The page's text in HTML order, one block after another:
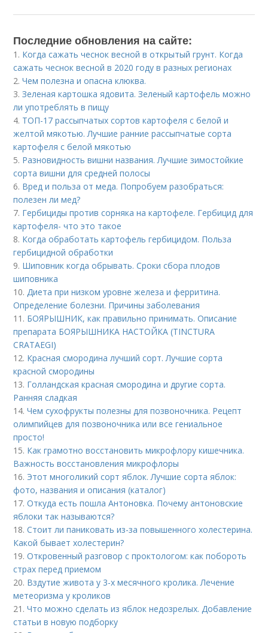
Последние обновления на сайте:
1. Когда сажать чеснок весной в открытый грунт. Когда
сажать чеснок весной в 2020 году в разных регионах
2.Чем полезна и опасна клюква.
3.Зеленая картошка ядовита. Зеленый картофель можно
ли употреблять в пищу
4. ТОП-17 рассыпчатых сортов картофеля с белой и
желтой мякотью. Лучшие ранние рассыпчатые сорта
картофеля с белой мякотью
5. Разновидность вишни названия. Лучшие зимостойкие
сорта вишни для средней полосы
6. Вред и польза от меда. Попробуем разобраться:
полезен ли мед?
7. Гербициды против сорняка на картофеле. Гербицид для
картофеля- что это такое
8. Когда обработать картофель гербицидом. Польза
гербицидной обработки
9. Шиповник когда обрывать. Сроки сбора плодов
шиповника
10.Диета при низком уровне железа и ферритина.
Определение болезни. Причины заболевания
11. БОЯРЫШНИК, как правильно принимать. Описание
препарата БОЯРЫШНИКА НАСТОЙКА (TINCTURA
CRATAEGI)
12. Красная смородина лучший сорт. Лучшие сорта
красной смородины
13. Голландская красная смородина и другие сорта.
Ранняя сладкая
14.Чем сухофрукты полезны для позвоночника. Рецепт
олимпийцев для позвоночника или все гениальное
просто!
15. Как грамотно восстановить микрофлору кишечника.
Важность восстановления микрофлоры
16. Этот многоликий сорт яблок. Лучшие сорта яблок:
фото, названия и описания (каталог)
17.Откуда есть пошла Антоновка. Почему антоновские
яблоки так называются?
18.Стоит ли паниковать из-за повышенного холестерина.
Какой бывает холестерин?
19.Откровенный разговор с проктологом: как побороть
страх перед приемом
20. Вздутие живота у 3-х месячного кролика. Лечение
метеоризма у кроликов
21.Что можно сделать из яблок недозрелых. Добавление
статьи в новую подборку